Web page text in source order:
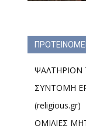
ΨΑΛΤΗΡΙΟΝ
ΣΥΝΤΟΜΗ
(religious.gr)
ΟΜΙΛΙΕΣ